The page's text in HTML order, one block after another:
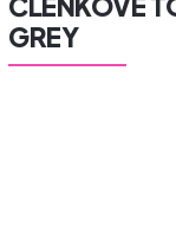
GREY